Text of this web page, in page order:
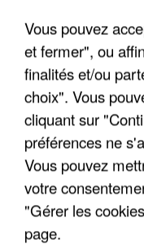
APRÈS TOUTES
DE FAUNE
Vous pouvez
et fermer", ou
finalités et/ou
choix". Vous
cliquant sur
préférences ne
Vous pouvez
votre
"Gérer les
page.